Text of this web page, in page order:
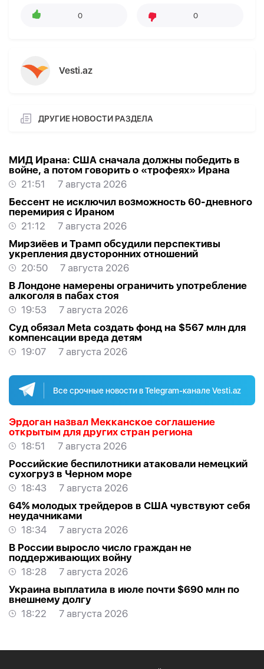
0 0
Vesti.az
ДРУГИЕ НОВОСТИ РАЗДЕЛА
МИД Ирана: США сначала должны победить в
войне, а потом говорить о «трофеях» Ирана
21:51
7 августа 2026
Бессент не исключил возможность 60-дневного
перемирия с Ираном
21:12
7 августа 2026
Мирзиёев и Трамп обсудили перспективы
укрепления двусторонних отношений
20:50
7 августа 2026
В Лондоне намерены ограничить употребление
алкоголя в пабах стоя
19:53
7 августа 2026
Суд обязал Meta создать фонд на $567 млн для
компенсации вреда детям
19:07
7 августа 2026
Все срочные новости в Telegram-канале Vesti.az
Эрдоган назвал Мекканское соглашение
открытым для других стран региона
18:51
7 августа 2026
Российские беспилотники атаковали немецкий
сухогруз в Черном море
18:43
7 августа 2026
64% молодых трейдеров в США чувствуют себя
неудачниками
18:34
7 августа 2026
В России выросло число граждан не
поддерживающих войну
18:28
7 августа 2026
Украина выплатила в июле почти $690 млн по
внешнему долгу
18:22
7 августа 2026